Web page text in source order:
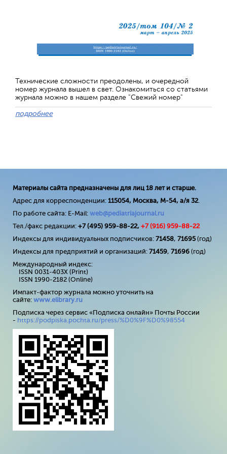
Технические сложности преодолены, и очередной
номер журнала вышел в свет. Ознакомиться со статьями
журнала можно в нашем разделе "Свежий номер"
подробнее
Материалы сайта предназначены для лиц 18 лет и старше.
Адрес для корреспонденции: 115054, Москва, М-54, а/я 32.
По работе сайта: E-Mail: web@pediatriajournal.ru
Тел./факс редакции: +7 (495) 959-88-22, +7 (916) 959-88-22
Индексы для индивидуальных подписчиков: 71458, 71695(год)
Индексы для предприятий и организаций: 71459, 71696 (год)
Международный индекс:
ISSN 0031-403X (Print)
ISSN 1990-2182 (Online)
Импакт-фактор журнала можно уточнить на
сайте: www.elibrary.ru
Подписка через сервис «Подписка онлайн» Почты России
- https://podpiska.pochta.ru/press/%D0%9F%D0%98554